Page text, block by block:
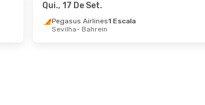
1 Escala
Qui., 17 De Set.
Pegasus Airlines1 Escala
Sevilha- Bahrein